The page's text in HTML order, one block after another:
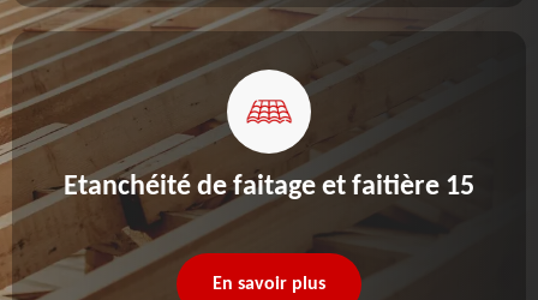
Etanchéité de faitage et faitière 15
En savoir plus